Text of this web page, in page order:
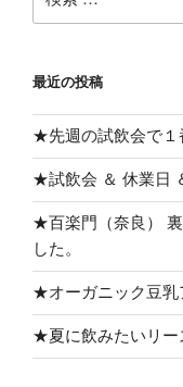
索:
最近の投稿
★先週の試飲会で１
★試飲会 ＆ 休業日
★百楽門（奈良）
した。
★オーガニック豆乳
★夏に飲みたいリー